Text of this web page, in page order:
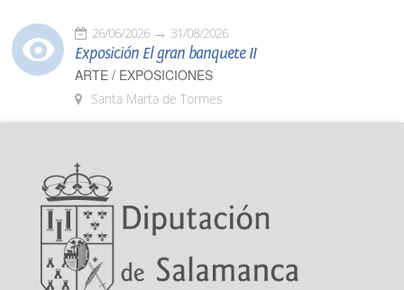
26/06/2026 31/08/2026
Exposición El gran banquete II
ARTE / EXPOSICIONES
Santa Marta de Tormes